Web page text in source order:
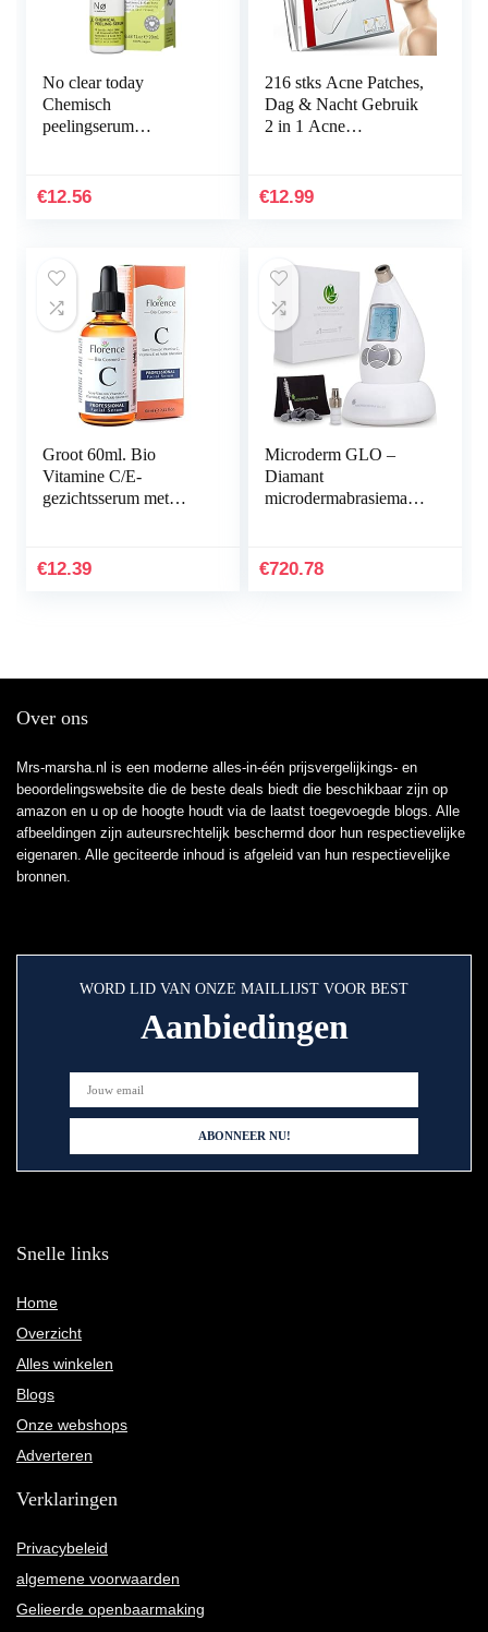
No clear today
Chemisch
peelingserum
vermindert roodheid en
€12.56
216 stks Acne Patches,
Dag & Nacht Gebruik
2 in 1 Acne
Effectieve…
€12.99
Groot 60ml. Bio
Vitamine C/E-
gezichtsserum met
Gezichtsserum met…
€12.39
Microderm GLO –
Diamant
microdermabrasiemachi
microdermabrasiekit
€720.78
Over ons
Mrs-marsha.nl is een moderne alles-in-één prijsvergelijkings- en
beoordelingswebsite die de beste deals biedt die beschikbaar zijn op
amazon en u op de hoogte houdt via de laatst toegevoegde blogs. Alle
afbeeldingen zijn auteursrechtelijk beschermd door hun respectievelijke
eigenaren. Alle geciteerde inhoud is afgeleid van hun respectievelijke
bronnen.
WORD LID VAN ONZE MAILLIJST VOOR BEST
Aanbiedingen
Snelle links
Home
Overzicht
Alles winkelen
Blogs
Onze webshops
Adverteren
Verklaringen
Privacybeleid
algemene voorwaarden
Gelieerde openbaarmaking